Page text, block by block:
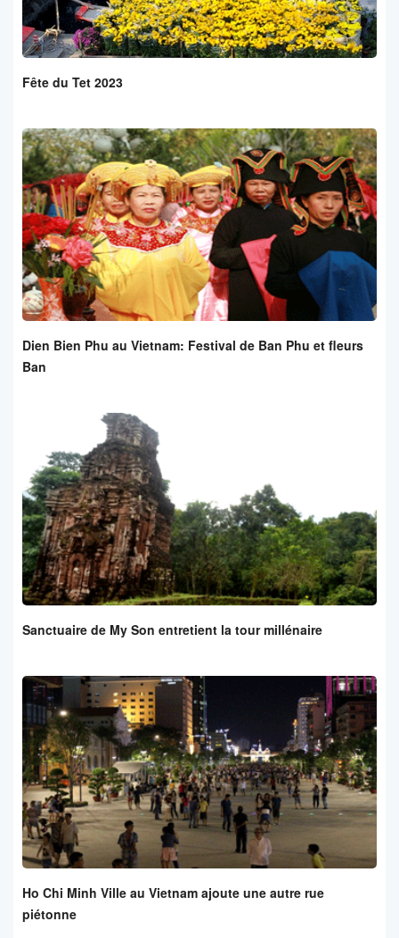
Fête du Tet 2023
Dien Bien Phu au Vietnam: Festival de Ban Phu et fleurs
Ban
Sanctuaire de My Son entretient la tour millénaire
Ho Chi Minh Ville au Vietnam ajoute une autre rue
piétonne